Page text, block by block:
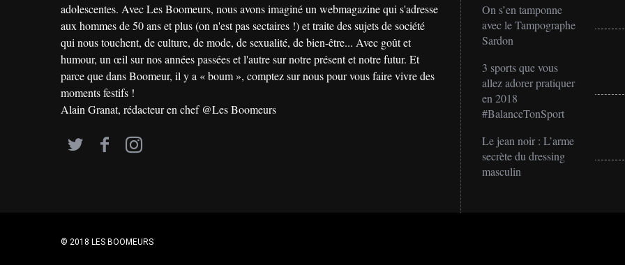
adolescentes. Avec Les Boomeurs, nous avons imaginé un webmagazine qui s'adresse
aux hommes de 50 ans et plus (on n'est pas sectaires !) et traite des sujets de société
qui nous touchent, de culture, de mode, de sexualité, de bien-être... Avec goût et
humour, un œil sur nos années passées et l'autre sur notre présent et notre futur. Et
parce que dans Boomeur, il y a « boum », comptez sur nous pour vous faire vivre des
moments festifs !
Alain Granat, rédacteur en chef @Les Boomeurs
On s’en tamponne
avec le Tampographe
Sardon
3 sports que vous
allez adorer pratiquer
en 2018
#BalanceTonSport
Le jean noir : L’arme
secrète du dressing
masculin
© 2018 LES BOOMEURS